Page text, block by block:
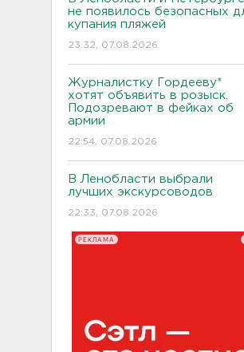
не появилось безопасных
купания пляжей
23:32, 07.08.2026
Журналистку Гордееву*
хотят объявить в розыск.
Подозревают в фейках об
армии
22:54, 07.08.2026
В Ленобласти выбрали
лучших экскурсоводов
22:33, 07.08.2026
РЕКЛАМА